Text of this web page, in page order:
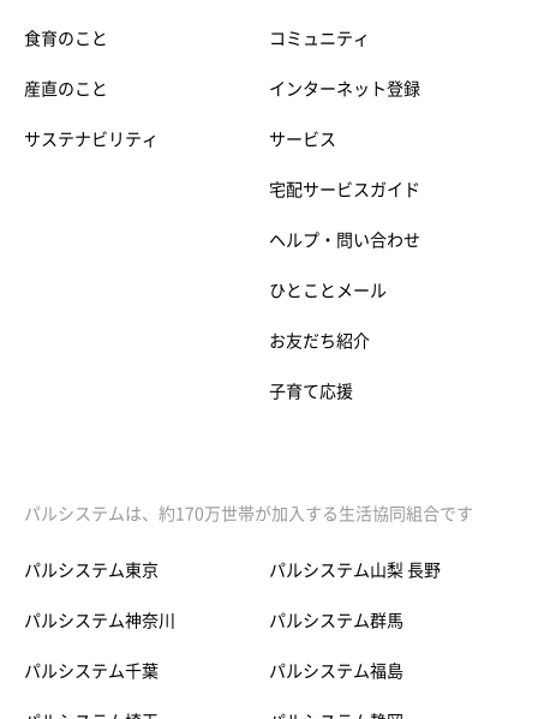
食育のこと
産直のこと
サステナビリティ
コミュニティ
インターネット登録
サービス
宅配サービスガイド
ヘルプ・問い合わせ
ひとことメール
お友だち紹介
子育て応援
パルシステムは、約170万世帯が加入する生活協同組合です
パルシステム東京
パルシステム神奈川
パルシステム千葉
パルシステム山梨 長野
パルシステム群馬
パルシステム福島